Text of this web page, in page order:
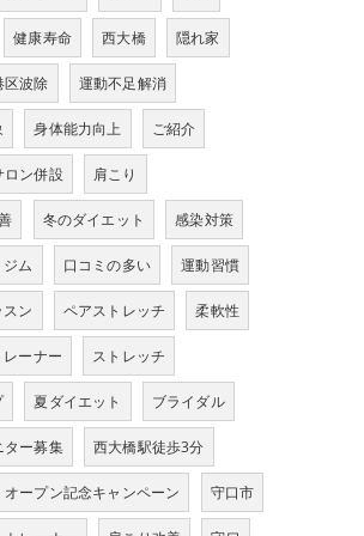
健康寿命 西大橋 隠れ家
区波除 運動不足解消
身体能力向上 ご紹介
ロン併設 肩こり
冬のダイエット 感染対策
ム 口コミの多い 運動習慣
ン ペアストレッチ 柔軟性
ーナー ストレッチ
夏ダイエット ブライダル
ター募集 西大橋駅徒歩3分
オープン記念キャンペーン 守口市